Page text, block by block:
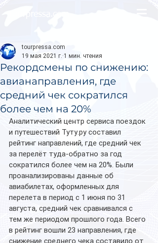
Рекордсмены по снижению:
авианаправления, где
средний чек сократился
более чем на 20%
tourpressa.com
19 мая 2021 г. 1 мин. чтения
Аналитический центр сервиса поездок
и путешествий Туту.ру составил
рейтинг направлений, где средний чек
за перелёт туда-обратно за год
сократился более чем на 20%. Были
проанализированы данные об
авиабилетах, оформленных для
перелета в период с 1 июня по 31
августа, средний чек сравнивался с
тем же периодом прошлого года. Всего
в рейтинг вошли 23 направления, где
снижение среднего чека составило от